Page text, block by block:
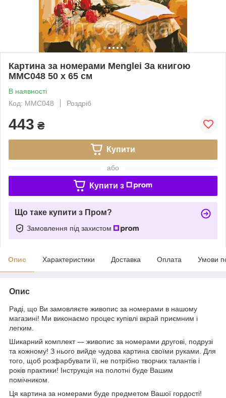
Картина за номерами Menglei За книгою
MMC048 50 х 65 см
В наявності
Код: MMC048
Роздріб
443 ₴
Купити
або
Купити з
Що таке купити з Пром?
Замовлення під захистом
Опис Характеристики Доставка Оплата Умови
Опис
Раді, що Ви замовляєте живопис за номерами в нашому
магазині! Ми виконаємо процес купівлі вкрай приємним і
легким.
Шикарний комплект — живопис за номерами другові, подрузі
та кожному! З нього вийде чудова картина своїми руками. Для
того, щоб розфарбувати її, не потрібно творчих талантів і
років практики! Інструкція на полотні буде Вашим
помічником.
Ця картина за номерами буде предметом Вашої гордості!